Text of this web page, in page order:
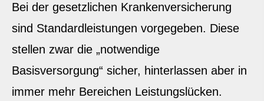
Bei der gesetzlichen Kranken­ver­si­che­rung
sind Standardleistungen vorgegeben. Diese
stellen zwar die „notwendige
Basisversorgung“ sicher, hinterlassen aber in
immer mehr Bereichen Leistungslücken.